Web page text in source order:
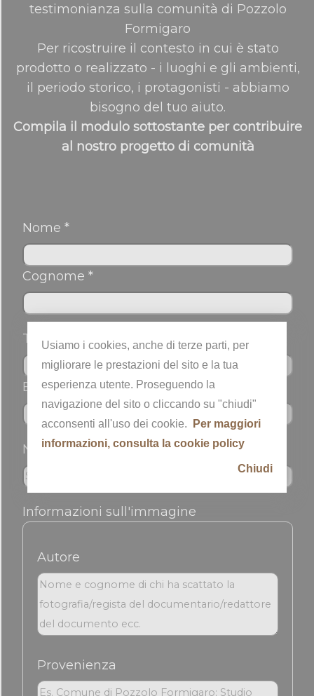
testimonianza sulla comunità di Pozzolo
Formigaro
Per ricostruire il contesto in cui è stato
prodotto o realizzato - i luoghi e gli ambienti,
il periodo storico, i protagonisti - abbiamo
bisogno del tuo aiuto.
Compila il modulo sottostante per contribuire
al nostro progetto di comunità
Nome *
Cognome *
Telefono
Email *
Nickname
Informazioni sull'immagine
Autore
Provenienza
Usiamo i cookies, anche di terze parti, per
migliorare le prestazioni del sito e la tua
esperienza utente. Proseguendo la
navigazione del sito o cliccando su "chiudi"
acconsenti all'uso dei cookie.
Per maggiori
informazioni, consulta la cookie policy
Chiudi